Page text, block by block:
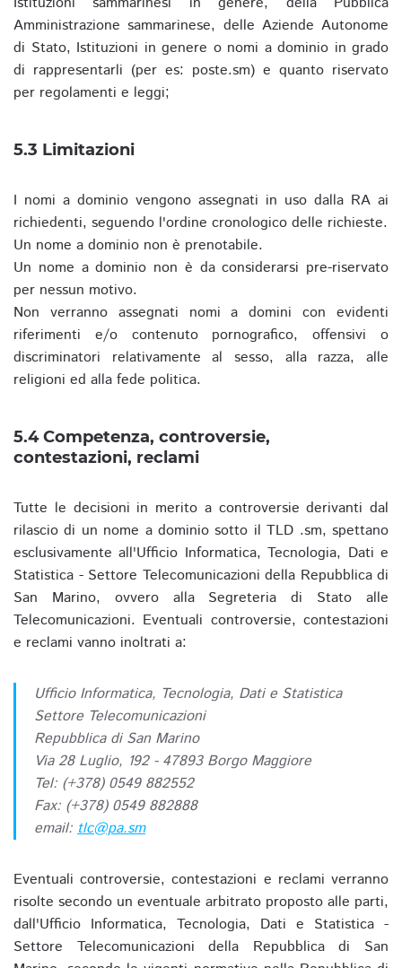
Amministrazione sammarinese, delle Aziende Autonome
di Stato, Istituzioni in genere o nomi a dominio in grado
di rappresentarli (per es: poste.sm) e quanto riservato
per regolamenti e leggi;
5.3 Limitazioni
I nomi a dominio vengono assegnati in uso dalla RA ai
richiedenti, seguendo l'ordine cronologico delle richieste.
Un nome a dominio non è prenotabile.
Un nome a dominio non è da considerarsi pre-riservato
per nessun motivo.
Non verranno assegnati nomi a domini con evidenti
riferimenti e/o contenuto pornografico, offensivi o
discriminatori relativamente al sesso, alla razza, alle
religioni ed alla fede politica.
5.4 Competenza, controversie,
contestazioni, reclami
Tutte le decisioni in merito a controversie derivanti dal
rilascio di un nome a dominio sotto il TLD .sm, spettano
esclusivamente all'Ufficio Informatica, Tecnologia, Dati e
Statistica - Settore Telecomunicazioni della Repubblica di
San Marino, ovvero alla Segreteria di Stato alle
Telecomunicazioni. Eventuali controversie, contestazioni
e reclami vanno inoltrati a:
Ufficio Informatica, Tecnologia, Dati e Statistica
Settore Telecomunicazioni
Repubblica di San Marino
Via 28 Luglio, 192 - 47893 Borgo Maggiore
Tel: (+378) 0549 882552
Fax: (+378) 0549 882888
email: tlc@pa.sm
Eventuali controversie, contestazioni e reclami verranno
risolte secondo un eventuale arbitrato proposto alle parti,
dall'Ufficio Informatica, Tecnologia, Dati e Statistica -
Settore Telecomunicazioni della Repubblica di San